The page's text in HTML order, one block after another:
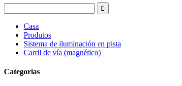
Casa
Produtos
Sistema de iluminación en pista
Carril de vía (magnético)
Categorías